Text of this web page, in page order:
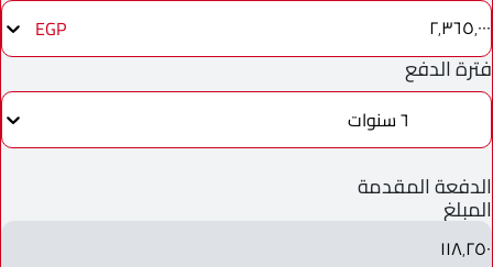
٢٬٣٦٥٬٠٠٠ EGP
فترة الدفع
٦ سنوات
الدفعة المقدمة
المبلغ
١١٨٬٢٥٠